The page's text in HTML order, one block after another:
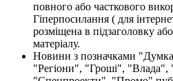
повного або часткового
Гіперпосилання ( для
розміщена в підзаголовку
матеріалу.
Новини з позначками
"Регіони", "Гроші",